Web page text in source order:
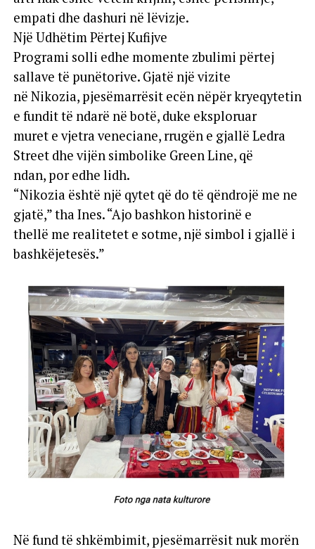
empati dhe dashuri në lëvizje.
Një Udhëtim Përtej Kufijve
Programi solli edhe momente zbulimi përtej
sallave të punëtorive. Gjatë një vizite
në Nikozia, pjesëmarrësit ecën nëpër kryeqytetin
e fundit të ndarë në botë, duke eksploruar
muret e vjetra veneciane, rrugën e gjallë Ledra
Street dhe vijën simbolike Green Line, që
ndan, por edhe lidh.
“Nikozia është një qytet që do të qëndrojë me ne
gjatë,” tha Ines. “Ajo bashkon historinë e
thellë me realitetet e sotme, një simbol i gjallë i
bashkëjetesës.”
Në fund të shkëmbimit, pjesëmarrësit nuk morën